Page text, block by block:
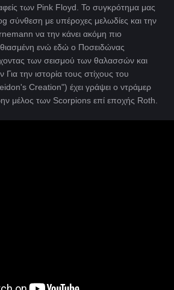
των Pink Floyd. Το συγκρότημα μας
σύνθεση με υπέροχες μελωδίες και την
να την κάνει ακόμη πιο
ενώ εδώ ο Ποσειδώνας
των σεισμού των θαλασσών και
την ιστορία τους στίχους του
Creation") έχει γράψει ο ντράμερ
μέλος των Scorpions επί εποχής Roth.